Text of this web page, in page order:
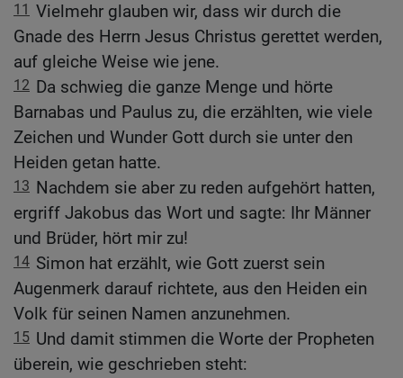
11 Vielmehr glauben wir, dass wir durch die
Gnade des Herrn Jesus Christus gerettet werden,
auf gleiche Weise wie jene.
12 Da schwieg die ganze Menge und hörte
Barnabas und Paulus zu, die erzählten, wie viele
Zeichen und Wunder Gott durch sie unter den
Heiden getan hatte.
13 Nachdem sie aber zu reden aufgehört hatten,
ergriff Jakobus das Wort und sagte: Ihr Männer
und Brüder, hört mir zu!
14 Simon hat erzählt, wie Gott zuerst sein
Augenmerk darauf richtete, aus den Heiden ein
Volk für seinen Namen anzunehmen.
15 Und damit stimmen die Worte der Propheten
überein, wie geschrieben steht: